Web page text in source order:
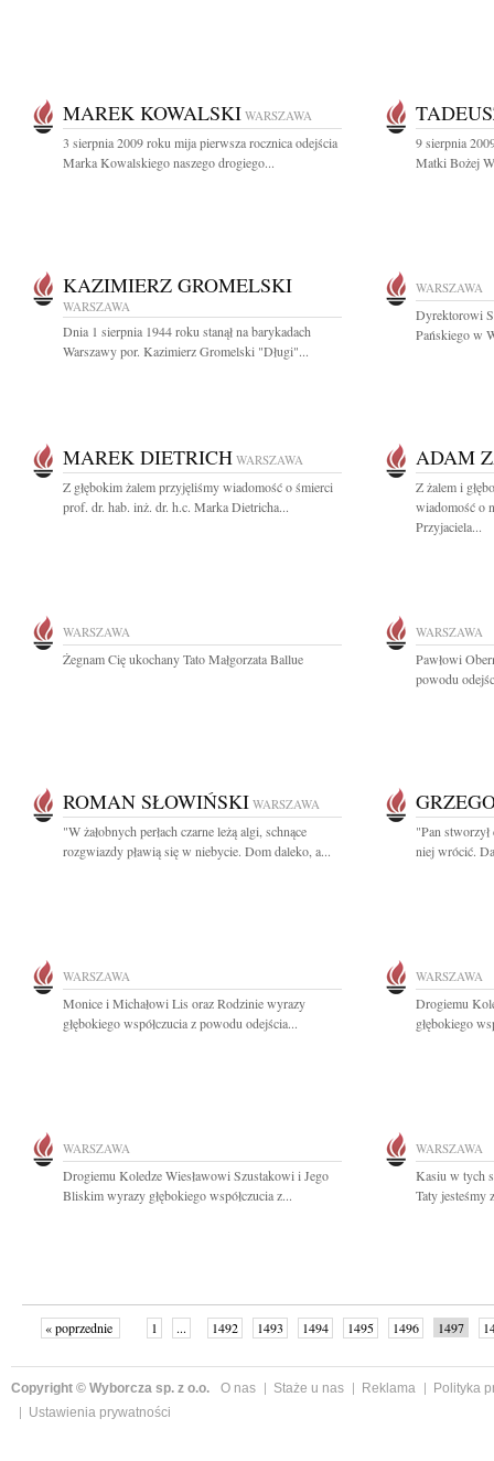
MAREK KOWALSKI WARSZAWA
3 sierpnia 2009 roku mija pierwsza rocznica odejścia
Marka Kowalskiego naszego drogiego...
9 sierpnia
Matki Bożej
KAZIMIERZ GROMELSKI
WARSZAWA
Dnia 1 sierpnia 1944 roku stanął na barykadach
Warszawy por. Kazimierz Gromelski "Długi"...
WARSZAWA
Dyrektorowi
Pańskiego w
MAREK DIETRICH WARSZAWA
Z głębokim żalem przyjęliśmy wiadomość o śmierci
prof. dr. hab. inż. dr. h.c. Marka Dietricha...
ADAM
Z żalem i
wiadomość o
Przyjaciela...
WARSZAWA
Żegnam Cię ukochany Tato Małgorzata Ballue
WARSZAWA
Pawłowi
powodu
ROMAN SŁOWIŃSKI WARSZAWA
"W żałobnych perłach czarne leżą algi, schnące
rozgwiazdy pławią się w niebycie. Dom daleko, a...
"Pan stworzył
niej wrócić.
WARSZAWA
Monice i Michałowi Lis oraz Rodzinie wyrazy
głębokiego współczucia z powodu odejścia...
WARSZAWA
Drogiemu
głębokiego
WARSZAWA
Drogiemu Koledze Wiesławowi Szustakowi i Jego
Bliskim wyrazy głębokiego współczucia z...
WARSZAWA
Kasiu w tych
Taty jesteśmy
« poprzednie 1 ... 1492 1493 1494 1495 1496 1497
Copyright © Wyborcza sp. z o.o. O nas Staże u nas Reklama
Polityka
Ustawienia prywatności